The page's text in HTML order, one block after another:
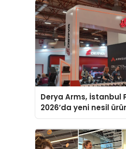
Derya Arms, İstanbul
2026’da yeni nesil
global marka
sergiledi